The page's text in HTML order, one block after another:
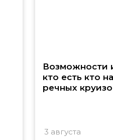
Возможности
кто есть кто
речных
3 августа